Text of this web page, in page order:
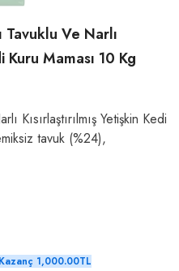
Tavuklu Ve Narlı
Kuru Maması 10 Kg
Kısırlaştırılmış Yetişkin Kedi
tavuk (%24),
Kazanç 1,000.00TL